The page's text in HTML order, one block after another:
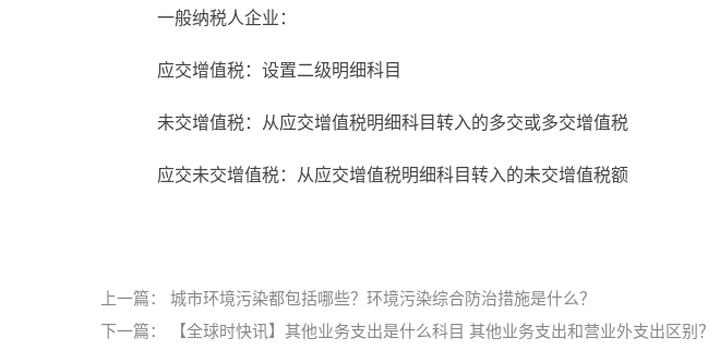
一般纳税人企业：
应交增值税：设置二级明细科目
未交增值税：从应交增值税明细科目转入的多交或多交增值税
应交未交增值税：从应交增值税明细科目转入的未交增值税额
上一篇： 城市环境污染都包括哪些？环境污染综合防治措施是什么？
下一篇：
【全球时快讯】其他业务支出是什么科目 其他业务支出和营业外支出区别？